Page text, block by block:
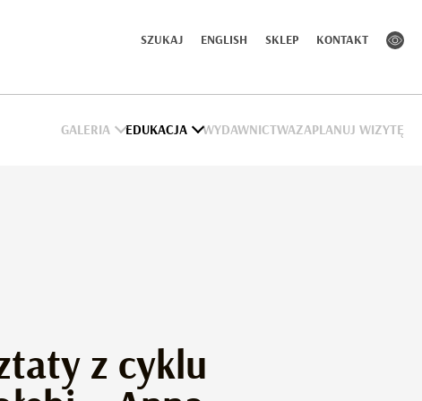
SZUKAJ ENGLISH SKLEP KONTAKT
GALERIA EDUKACJA WYDAWNICTWAZAPLANUJ WIZYTĘ
z cyklu